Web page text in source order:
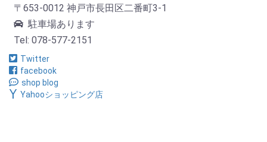
〒653-0012 神戸市長田区二番町3-1
駐車場あります
Tel: 078-577-2151
Twitter
facebook
shop blog
Yahooショッピング店